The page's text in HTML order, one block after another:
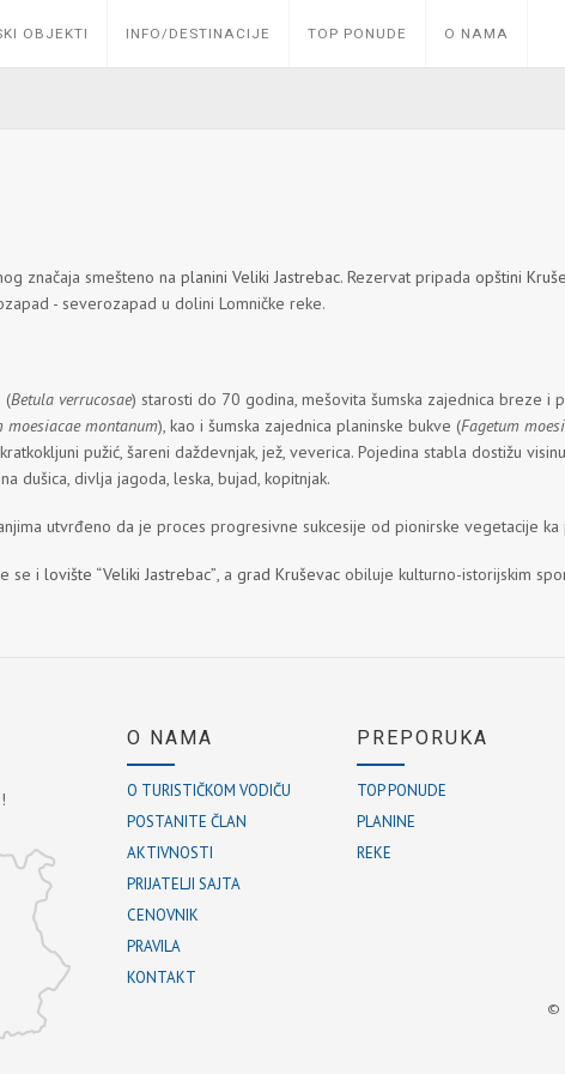
OBJEKTI INFO/DESTINACIJE TOP PONUDE O NAMA
značaja smešteno na planini Veliki Jastrebac. Rezervat pripada opštini
- severozapad u dolini Lomničke reke.
(Betula verrucosae) starosti do 70 godina, mešovita šumska zajednica breze i
moesiacae montanum), kao i šumska zajednica planinske bukve (Fagetum
pužić, šareni daždevnjak, jež, veverica. Pojedina stabla dostižu
dušica, divlja jagoda, leska, bujad, kopitnjak.
utvrđeno da je proces progresivne sukcesije od pionirske vegetacije
se i lovište “Veliki Jastrebac”, a grad Kruševac obiluje kulturno-istorijskim
O NAMA
O TURISTIČKOM VODIČU
POSTANITE ČLAN
AKTIVNOSTI
PRIJATELJI SAJTA
CENOVNIK
PRAVILA
KONTAKT
PREPORUKA
TOP PONUDE
PLANINE
REKE
©